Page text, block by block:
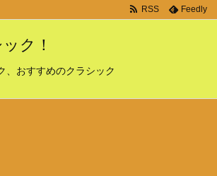
ク！
、おすすめのクラシック
RSS Feedly